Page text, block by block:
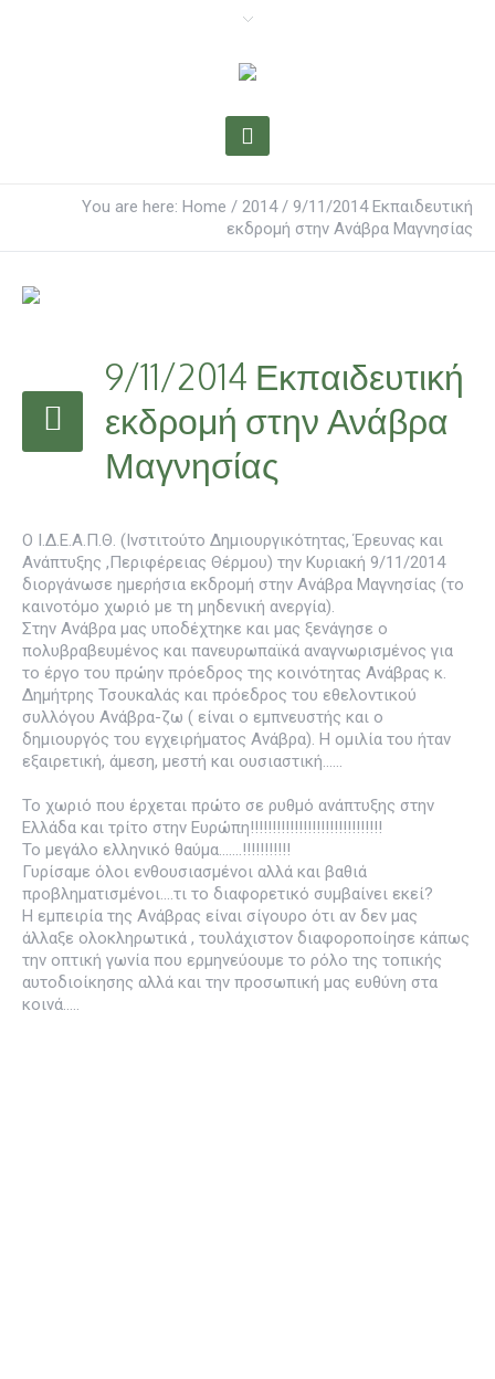
You are here: Home / 2014 / 9/11/2014 Εκπαιδευτική
εκδρομή στην Ανάβρα Μαγνησίας
9/11/2014 Εκπαιδευτική
εκδρομή στην Ανάβρα
Μαγνησίας
Ο Ι.Δ.Ε.Α.Π.Θ. (Ινστιτούτο Δημιουργικότητας, Έρευνας και
Ανάπτυξης ,Περιφέρειας Θέρμου) την Κυριακή 9/11/2014
διοργάνωσε ημερήσια εκδρομή στην Ανάβρα Μαγνησίας (το
καινοτόμο χωριό με τη μηδενική ανεργία).
Στην Ανάβρα μας υποδέχτηκε και μας ξενάγησε ο
πολυβραβευμένος και πανευρωπαϊκά αναγνωρισμένος για
το έργο του πρώην πρόεδρος της κοινότητας Ανάβρας κ.
Δημήτρης Τσουκαλάς και πρόεδρος του εθελοντικού
συλλόγου Ανάβρα-ζω ( είναι ο εμπνευστής και ο
δημιουργός του εγχειρήματος Ανάβρα). Η ομιλία του ήταν
εξαιρετική, άμεση, μεστή και ουσιαστική……
Το χωριό που έρχεται πρώτο σε ρυθμό ανάπτυξης στην
Ελλάδα και τρίτο στην Ευρώπη!!!!!!!!!!!!!!!!!!!!!!!!!!!!!!
Το μεγάλο ελληνικό θαύμα…….!!!!!!!!!!!
Γυρίσαμε όλοι ενθουσιασμένοι αλλά και βαθιά
προβληματισμένοι….τι το διαφορετικό συμβαίνει εκεί?
Η εμπειρία της Ανάβρας είναι σίγουρο ότι αν δεν μας
άλλαξε ολοκληρωτικά , τουλάχιστον διαφοροποίησε κάπως
την οπτική γωνία που ερμηνεύουμε το ρόλο της τοπικής
αυτοδιοίκησης αλλά και την προσωπική μας ευθύνη στα
κοινά…..